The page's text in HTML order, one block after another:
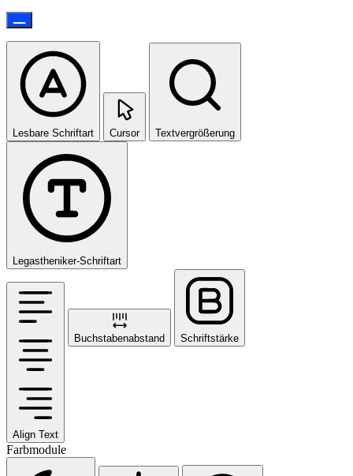
Lesbare Schriftart Cursor Textvergrößerung
Legastheniker-Schriftart
Align Text
Buchstabenabstand Schriftstärke
Farbmodule